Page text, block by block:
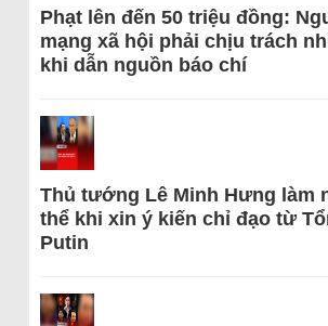
Phạt lên đến 50 triệu đồng:
mạng xã hội phải chịu trách
khi dẫn nguồn báo chí
Thủ tướng Lê Minh Hưng làm
thể khi xin ý kiến chỉ đạo từ
Putin